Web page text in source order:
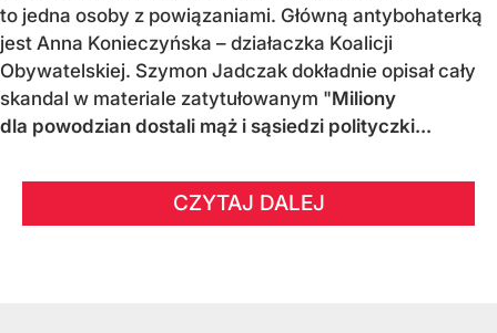
to jedna osoby z powiązaniami. Główną antybohaterką
jest Anna Konieczyńska – działaczka Koalicji
Obywatelskiej. Szymon Jadczak dokładnie opisał cały
skandal w materiale zatytułowanym "Miliony
dla powodzian dostali mąż i sąsiedzi polityczki...
CZYTAJ DALEJ